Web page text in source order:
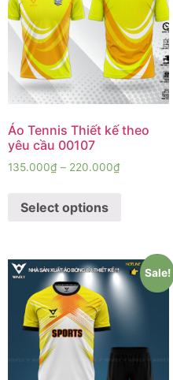
Áo Tennis Thiết kế theo
yêu cầu 00107
135.000₫ – 220.000₫
Select options
Sale!